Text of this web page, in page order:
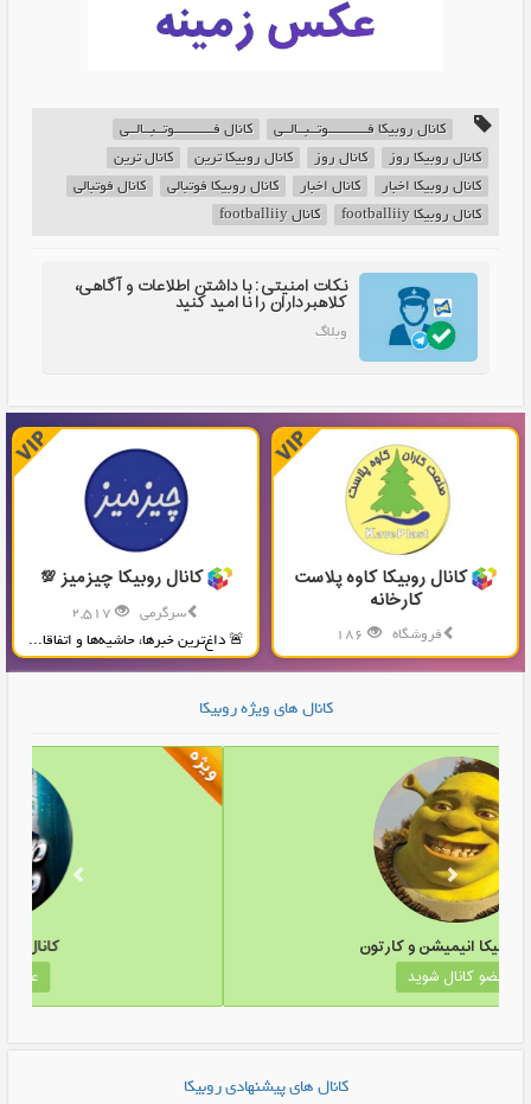
کانال روبیکا فـــــــــــوتــبــالــی
کانال فـــــــــــوتــبــالــی
کانال روبیکا روز
کانال روز کانال روبیکا ترین
کانال ترین
کانال روبیکا اخبار
کانال اخبار کانال روبیکا فوتبالی
کانال فوتبالی
کانال روبیکا footballiiy
کانال footballiiy
نکات امنیتی: با داشتن اطلاعات و آگاهی،
کلاهبرداران را نا امید کنید
وبلاگ
کانال روبیکا کاوه پلاست
کارخانه
فروشگاه
تولید و پخش محصولات پلاستیکی...
کانال روبیکا چیزمیز 💯
سرگرمی
🚨 داغ‌ترین خبرها، حاشیه‌ها و اتفاقا...
کانال های ویژه روبیکا
کانال روبیکا انیمیشن و کارتون
کانال های پیشنهادی روبیکا